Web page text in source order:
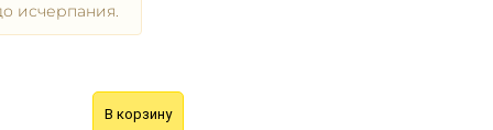
исчерпания.
В корзину